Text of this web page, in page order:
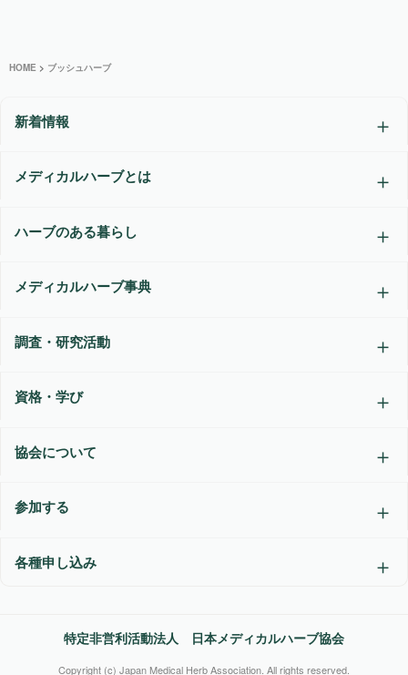
HOME > ブッシュハーブ
新着情報
メディカルハーブとは
ハーブのある暮らし
メディカルハーブ事典
調査・研究活動
資格・学び
協会について
参加する
各種申し込み
特定非営利活動法人 日本メディカルハーブ協会
Copyright (c) Japan Medical Herb Association. All rights reserved.